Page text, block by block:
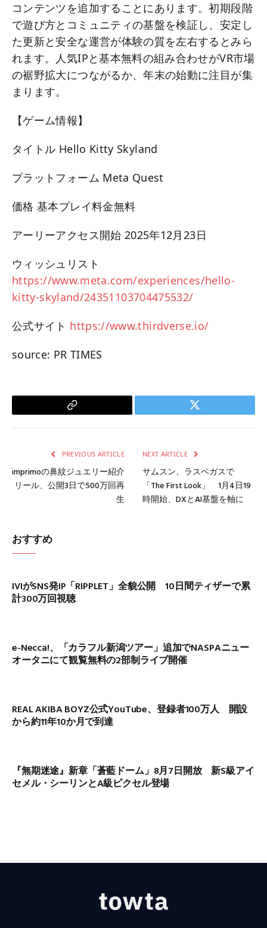
コンテンツを追加することにあります。初期段階
で遊び方とコミュニティの基盤を検証し、安定し
た更新と安全な運営が体験の質を左右するとみら
れます。人気IPと基本無料の組み合わせがVR市場
の裾野拡大につながるか、年末の始動に注目が集
まります。
【ゲーム情報】
タイトル Hello Kitty Skyland
プラットフォーム Meta Quest
価格 基本プレイ料金無料
アーリーアクセス開始 2025年12月23日
ウィッシュリスト
https://www.meta.com/experiences/hello-
kitty-skyland/24351103704475532/
公式サイト https://www.thirdverse.io/
source: PR TIMES
Copy
Twitter
PREVIOUS ARTICLE
imprimoの鼻紋ジュエリー紹介
リール、公開3日で500万回再
生
NEXT ARTICLE
サムスン、ラスベガスで
「The First Look」 1月4日19
時開始、DXとAI基盤を軸に
おすすめ
IVIがSNS発IP「RIPPLET」全貌公開 10日間ティザーで累
計300万回視聴
e-Necca!、「カラフル新潟ツアー」追加でNASPAニュー
オータニにて観覧無料の2部制ライブ開催
REAL AKIBA BOYZ公式YouTube、登録者100万人 開設
から約11年10か月で到達
『無期迷途』新章「蒼藍ドーム」8月7日開放 新S級アイ
セメル・シーリンとA級ピクセル登場